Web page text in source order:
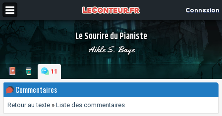
Connexion
Le Sourire du Pianiste
Aihle S. Baye
11
Commentaires
Retour au texte » Liste des commentaires